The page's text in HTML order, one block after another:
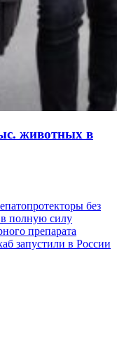
животных в
без
в полную силу
препарата
запустили в России